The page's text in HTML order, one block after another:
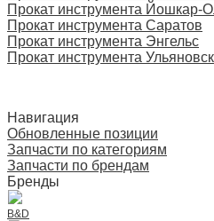
Прокат инструмента Йошкар-
Прокат инструмента Саратов
Прокат инструмента Энгельс
Прокат инструмента Ульяновск
Навигация
Обновленные позиции
Запчасти по категориям
Запчасти по брендам
Бренды
B&D